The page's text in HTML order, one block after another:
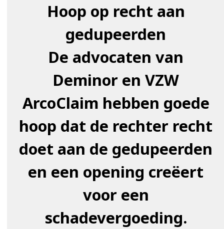
Hoop op recht aan
gedupeerden
De advocaten van
Deminor en VZW
ArcoClaim hebben goede
hoop dat de rechter recht
doet aan de gedupeerden
en een opening creëert
voor een
schadevergoeding.